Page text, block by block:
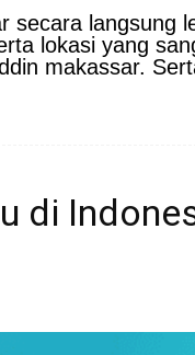
secara langsung
lokasi yang
makassar.
di